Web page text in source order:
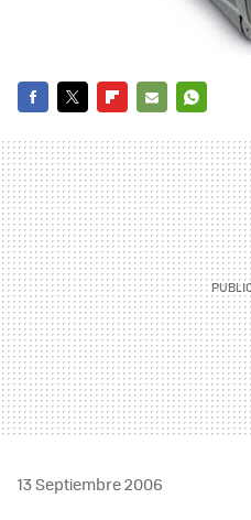
MAIL
13 Septiembre 2006